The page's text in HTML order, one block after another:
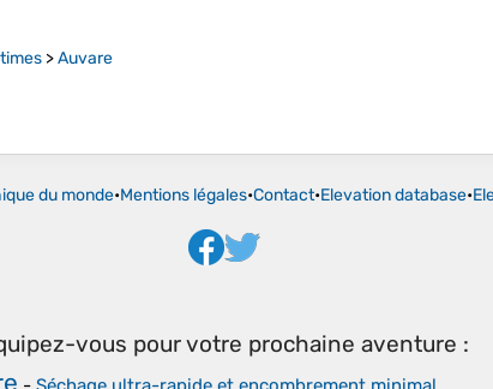
>Auvare
du monde•Mentions légales•Contact•Elevation database•
vous pour votre prochaine aventure :